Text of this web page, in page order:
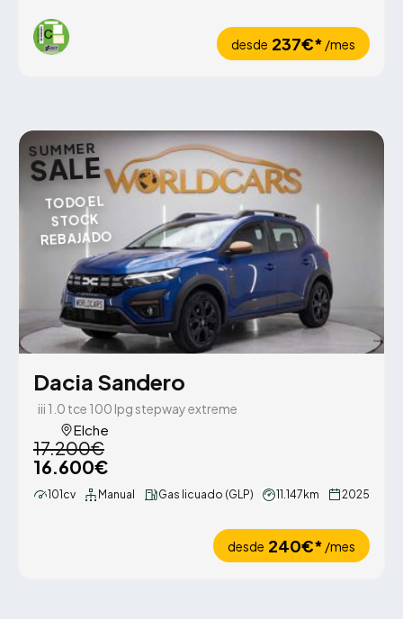
desde 237€* /mes
SUMMER
SALE
TODO EL
STOCK
REBAJADO
Dacia Sandero
iii 1.0 tce 100 lpg stepway extreme
Elche
17.200€
16.600€
101cv Manual Gas licuado (GLP) 11.147km 2025
desde 240€* /mes